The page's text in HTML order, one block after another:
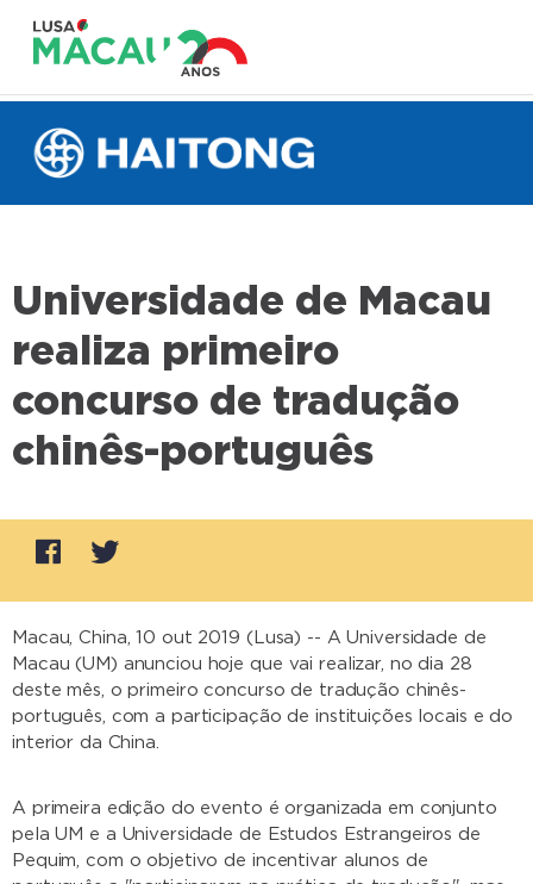
Universidade de Macau
realiza primeiro
concurso de tradução
chinês-português
Macau, China, 10 out 2019 (Lusa) -- A Universidade de
Macau (UM) anunciou hoje que vai realizar, no dia 28
deste mês, o primeiro concurso de tradução chinês-
português, com a participação de instituições locais e do
interior da China.
A primeira edição do evento é organizada em conjunto
pela UM e a Universidade de Estudos Estrangeiros de
Pequim, com o objetivo de incentivar alunos de